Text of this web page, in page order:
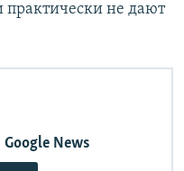
практически не дают
News